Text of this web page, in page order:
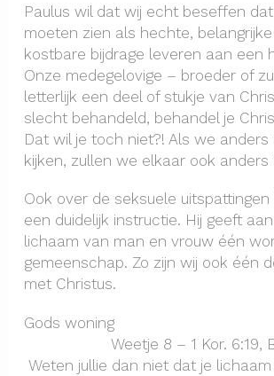
Paulus wil dat wij echt beseffen
moeten zien als hechte,
kostbare bijdrage leveren aan een
Onze medegelovige – broeder of
letterlijk een deel of stukje van
slecht behandeld, behandel je
Dat wil je toch niet?! Als we
kijken, zullen we elkaar ook anders
Ook over de seksuele uitspattingen
een duidelijk instructie. Hij geeft
lichaam van man en vrouw één
gemeenschap. Zo zijn wij ook één
met Christus.
Gods woning
Weetje 8 – 1 Kor. 6:19,
Weten jullie dan niet dat je